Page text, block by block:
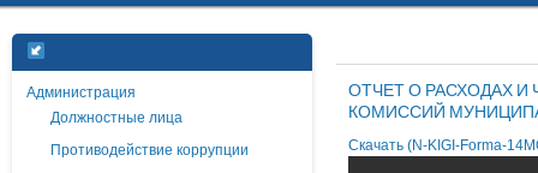
Администрация
Должностные лица
Противодействие коррупции
ОТЧЕТ О РАСХОДАХ
КОМИССИЙ
Скачать (N-KIGI-Forma-